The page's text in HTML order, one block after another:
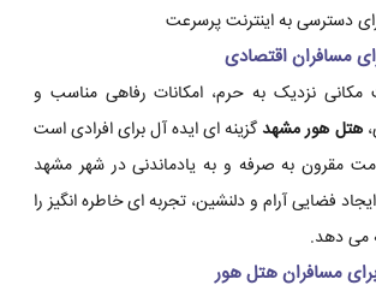
دسترسی به اینترنت پرسرعت
مسافران اقتصادی
مکانی نزدیک به حرم، امکانات رفاهی مناسب و
هتل هور مشهدگزینه ای ایده آل برای افرادی است
مقرون به صرفه و به یادماندنی در شهر مشهد
فضایی آرام و دلنشین، تجربه ای خاطره انگیز را
می دهد.
مسافران هتل هور